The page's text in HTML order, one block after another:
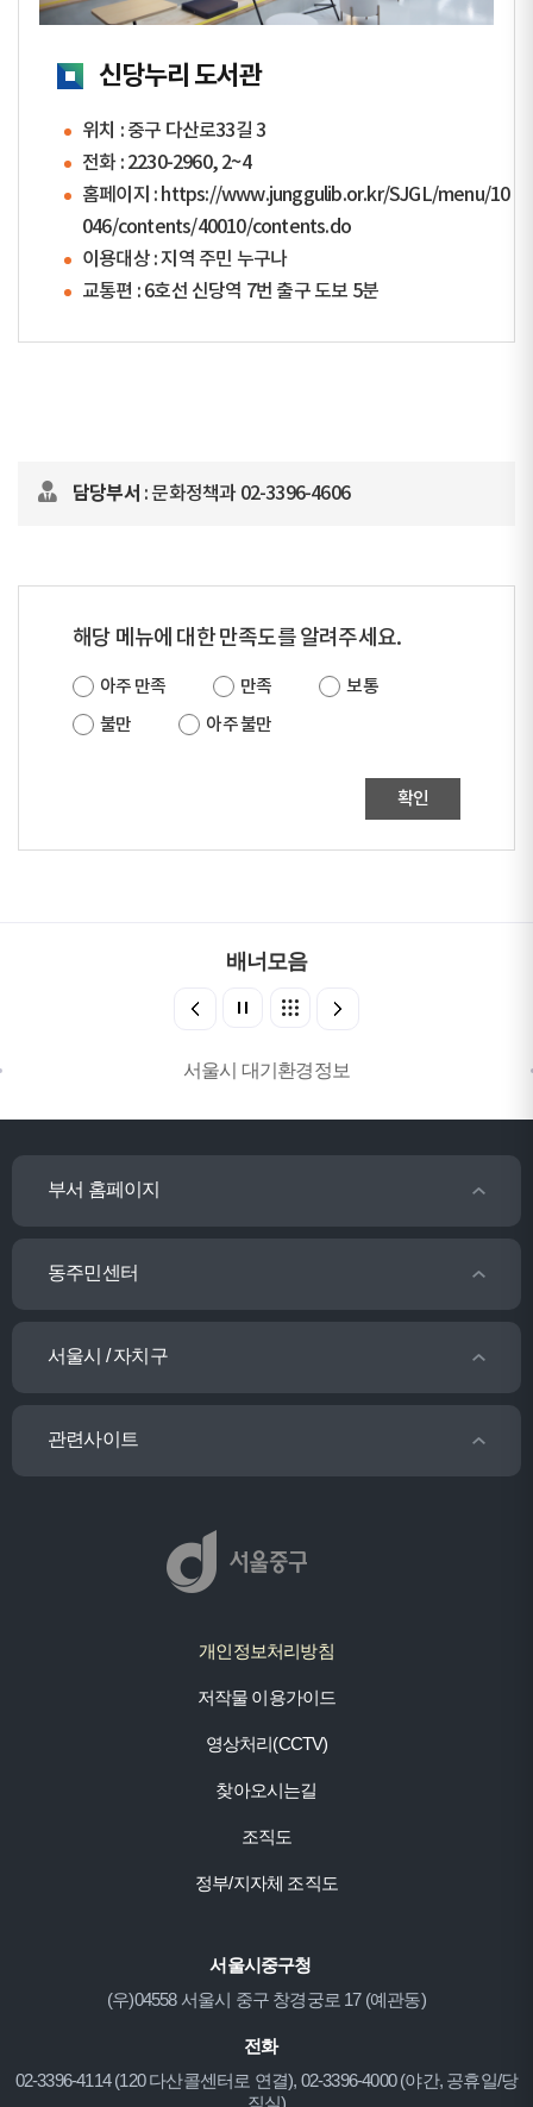
신당누리 도서관
위치 : 중구 다산로33길 3
전화 : 2230-2960, 2~4
홈페이지 : https://www.junggulib.or.kr/SJGL/menu/10
046/contents/40010/contents.do
이용대상 : 지역 주민 누구나
교통편 : 6호선 신당역 7번 출구 도보 5분
담당부서 : 문화정책과 02-3396-4606
해당 메뉴에 대한 만족도를 알려주세요.
아주 만족 만족
보통
불만
아주 불만
확인
배너모음
서울시 대기환경정보
부서 홈페이지
동주민센터
서울시 / 자치구
관련사이트
개인정보처리방침
저작물 이용가이드
영상처리(CCTV)
찾아오시는길
조직도
정부/지자체 조직도
서울시중구청
(우)04558 서울시 중구 창경궁로 17 (예관동)
전화
02-3396-4114 (120 다산콜센터로 연결), 02-3396-4000 (야간, 공휴일/당
직실)